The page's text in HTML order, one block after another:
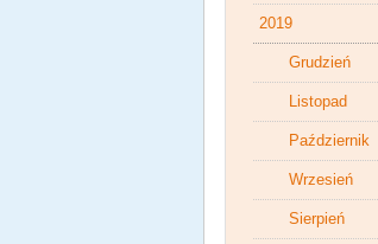
2019
Grudzień
Listopad
Październik
Wrzesień
Sierpień